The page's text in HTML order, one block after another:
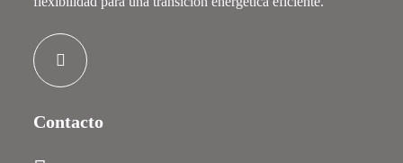
Contacto